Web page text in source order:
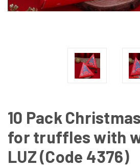
10 Pack
for truffles with
LUZ (Code 4376)